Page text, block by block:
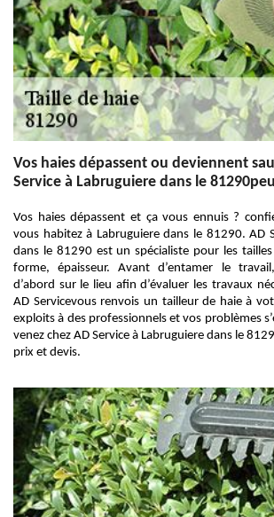
Vos haies dépassent ou deviennent
Service à Labruguiere dans le
Vos haies dépassent et ça vous ennuis ?
vous habitez à Labruguiere dans le 81290. AD
dans le 81290 est un spécialiste pour les
forme, épaisseur. Avant d’entamer le
d’abord sur le lieu afin d’évaluer les travaux
AD Servicevous renvois un tailleur de haie à
exploits à des professionnels et vos problèmes
venez chez AD Service à Labruguiere dans le
prix et devis.